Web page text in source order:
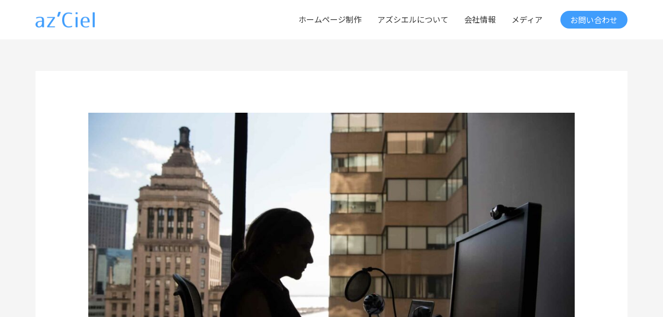
ホームページ制作 アズシエルについて 会社情報 メディア お問い合わせ